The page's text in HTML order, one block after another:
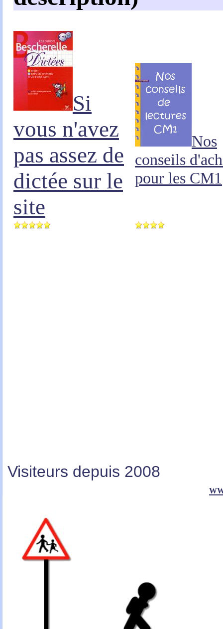
Si
vous n'avez
pas assez de
dictée sur le
site
Nos
conseils
pour les CM1
Visiteurs depuis 2008